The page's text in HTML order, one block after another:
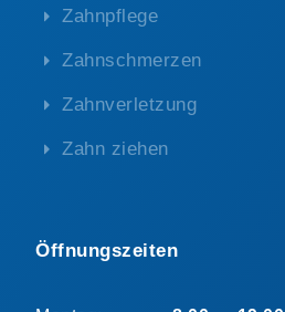
Zahnpflege
Zahnschmerzen
Zahnverletzung
Zahn ziehen
Öffnungszeiten